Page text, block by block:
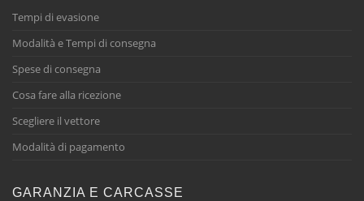
Tempi di evasione
Modalità e Tempi di consegna
Spese di consegna
Cosa fare alla ricezione
Scegliere il vettore
Modalità di pagamento
GARANZIA E CARCASSE